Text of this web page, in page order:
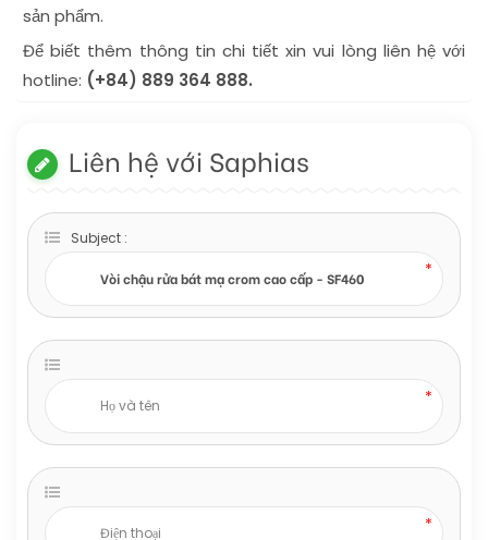
sản phẩm.
Để biết thêm thông tin chi tiết xin vui lòng liên hệ với
hotline: (+84) 889 364 888.
Liên hệ với Saphias
Subject :